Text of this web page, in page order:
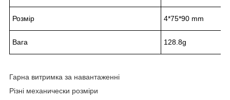
Розмір 4*75*90 mm
Вага 128.8g
Гарна витримка за навантаженні
Різні механически розміри